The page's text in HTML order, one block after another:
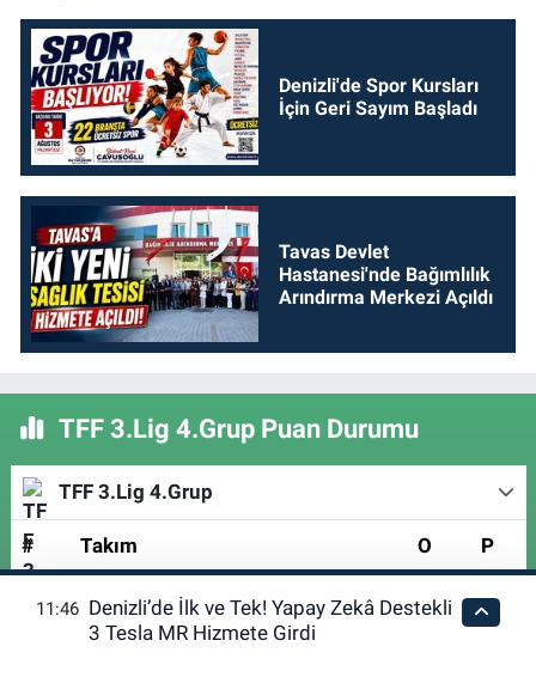
Denizli'de Spor Kursları
İçin Geri Sayım Başladı
Tavas Devlet
Hastanesi'nde Bağımlılık
Arındırma Merkezi Açıldı
TFF 3.Lig 4.Grup Puan Durumu
TFF 3.Lig 4.Grup
# Takım O P
Detaylar için tıklayın
11:46 Denizli’de İlk ve Tek! Yapay Zekâ Destekli
3 Tesla MR Hizmete Girdi